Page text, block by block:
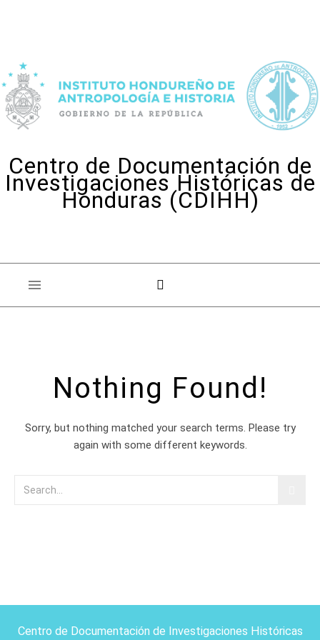
Centro de Documentación de
Investigaciones Históricas de
Honduras (CDIHH)
Nothing Found!
Sorry, but nothing matched your search terms. Please try
again with some different keywords.
Centro de Documentación de Investigaciones Históricas